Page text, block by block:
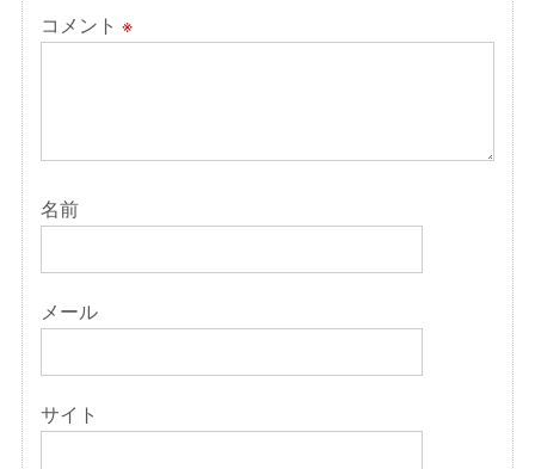
コメント ※
名前
メール
サイト